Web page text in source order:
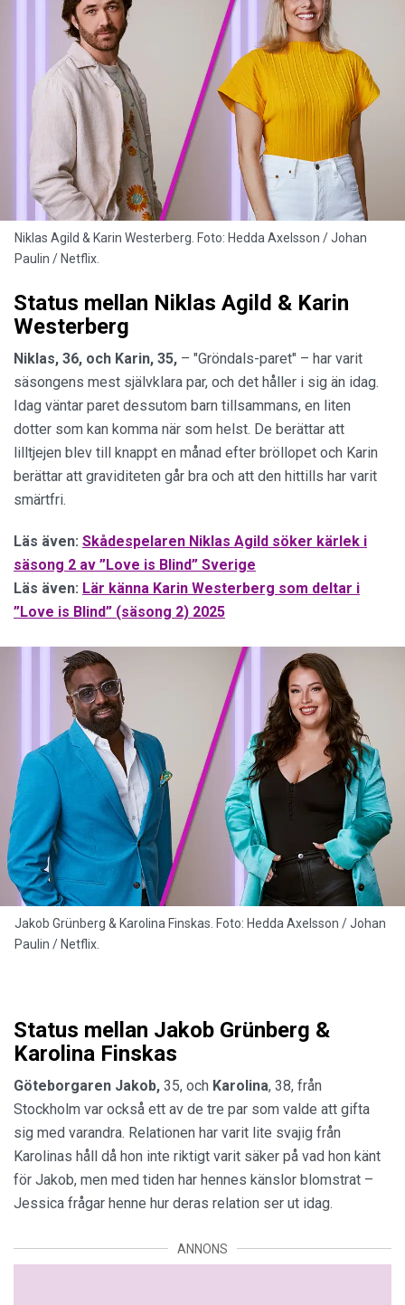
Niklas Agild & Karin Westerberg. Foto: Hedda Axelsson / Johan
Paulin / Netflix.
Status mellan Niklas Agild & Karin
Westerberg
Niklas, 36, och Karin, 35, – "Gröndals-paret" – har varit
säsongens mest självklara par, och det håller i sig än idag.
Idag väntar paret dessutom barn tillsammans, en liten
dotter som kan komma när som helst. De berättar att
lilltjejen blev till knappt en månad efter bröllopet och Karin
berättar att graviditeten går bra och att den hittills har varit
smärtfri.
Läs även: Skådespelaren Niklas Agild söker kärlek i
säsong 2 av ”Love is Blind” Sverige
Läs även: Lär känna Karin Westerberg som deltar i
”Love is Blind” (säsong 2) 2025
Jakob Grünberg & Karolina Finskas. Foto: Hedda Axelsson / Johan
Paulin / Netflix.
Status mellan Jakob Grünberg &
Karolina Finskas
Göteborgaren Jakob, 35, och Karolina, 38, från
Stockholm var också ett av de tre par som valde att gifta
sig med varandra. Relationen har varit lite svajig från
Karolinas håll då hon inte riktigt varit säker på vad hon känt
för Jakob, men med tiden har hennes känslor blomstrat –
Jessica frågar henne hur deras relation ser ut idag.
ANNONS